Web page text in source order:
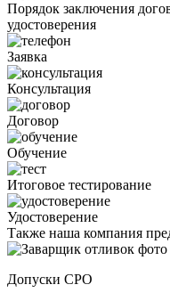
Порядок заключения
удостоверения
Заявка
Консультация
Договор
Обучение
Итоговое тестирование
Удостоверение
Также наша компания
Допуски СРО